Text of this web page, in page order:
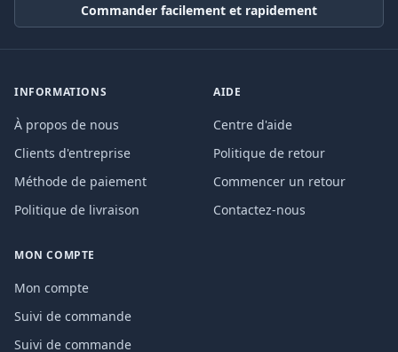
Commander facilement et rapidement
INFORMATIONS
À propos de nous
Clients d'entreprise
Méthode de paiement
Politique de livraison
AIDE
Centre d'aide
Politique de retour
Commencer un retour
Contactez-nous
MON COMPTE
Mon compte
Suivi de commande
Suivi de commande